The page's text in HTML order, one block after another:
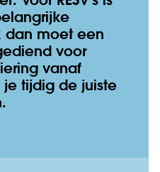
dan moet een
voor
vanaf
je tijdig de juiste